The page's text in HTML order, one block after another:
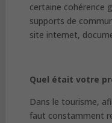
certaine cohérence
supports de
site internet,
Quel était votre
Dans le tourisme,
faut constamment